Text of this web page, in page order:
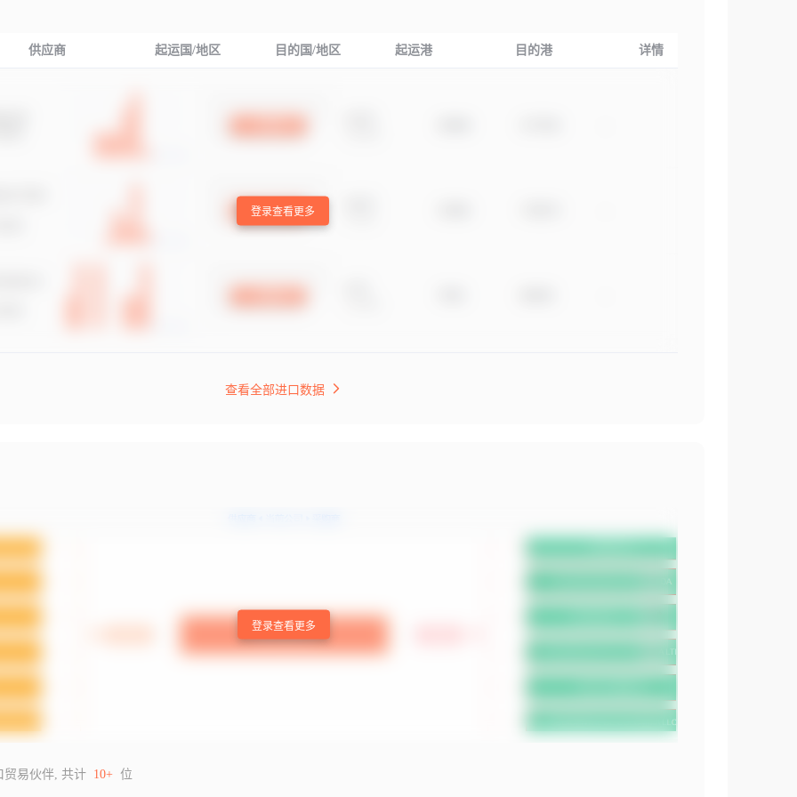
供应商 起运国/地区 目的国/地区 起运港 目的港 详情
登录查看更多
查看全部进口数据
登录查看更多
贸易伙伴, 共计 10+ 位